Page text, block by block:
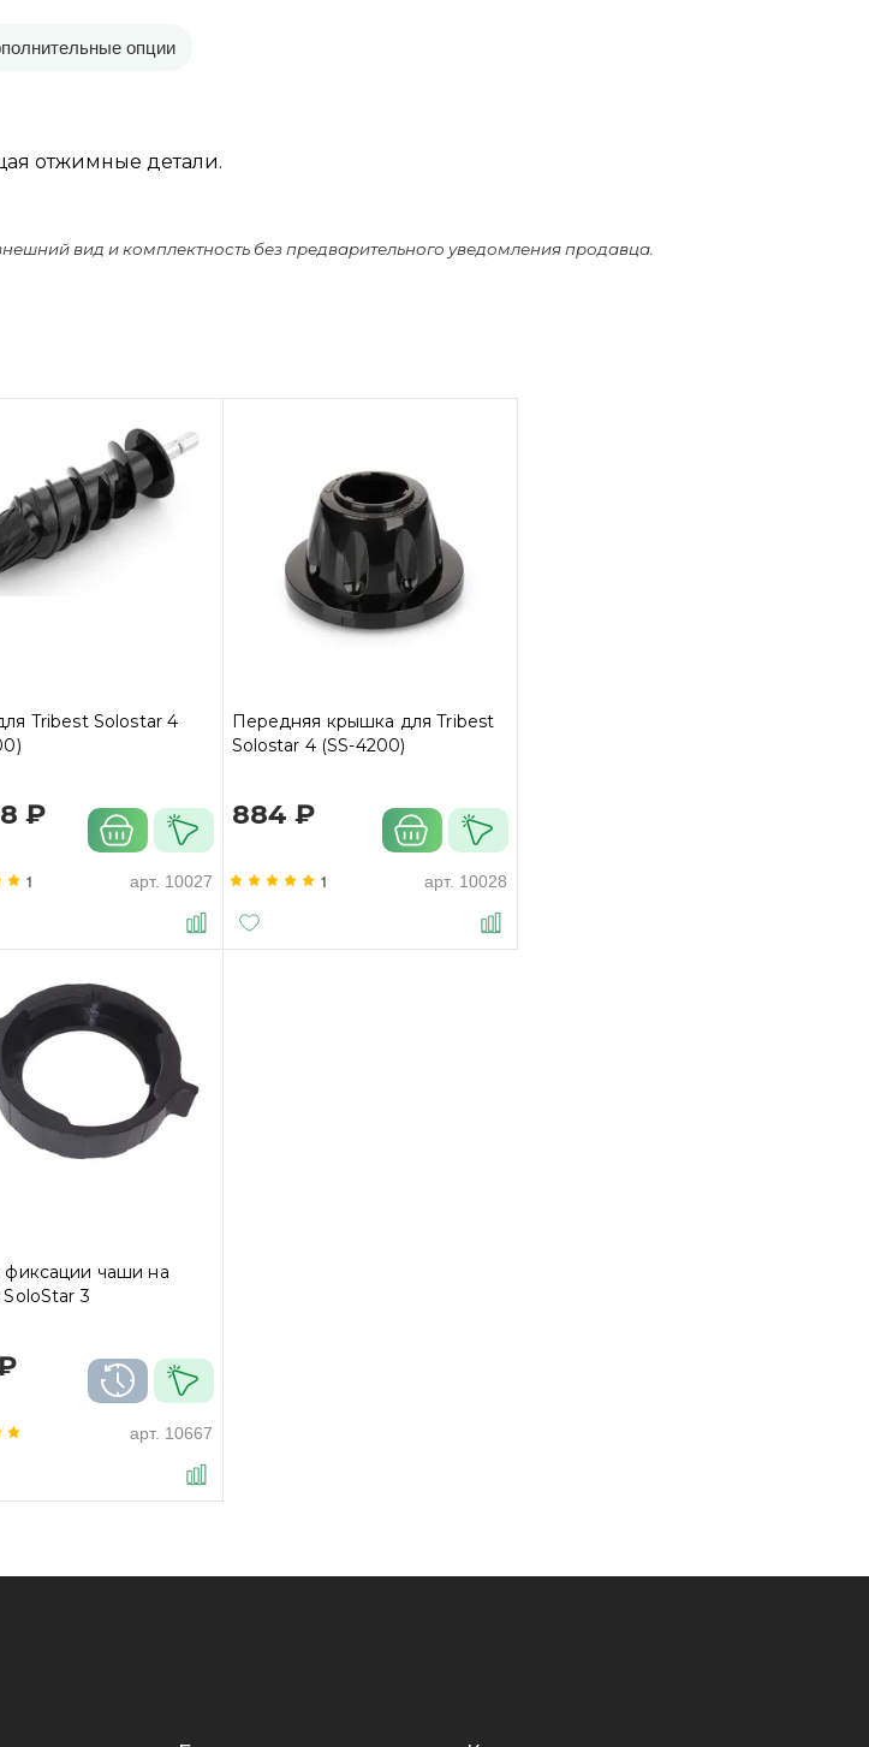
опции
отжимные детали.
вид и комплектность без предварительного уведомления продавца.
Tribest Solostar 4
₽
1 арт. 10027
Передняя крышка для Tribest
Solostar 4 (SS-4200)
884 ₽
1 арт. 10028
фиксации чаши на
3
арт. 10667